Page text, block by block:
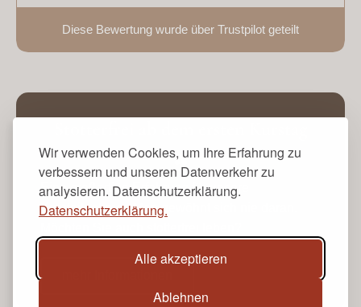
Wir verwenden Cookies, um Ihre Erfahrung zu
verbessern und unseren Datenverkehr zu
analysieren. Datenschutzerklärung.
Datenschutzerklärung.
Alle akzeptieren
Ablehnen
Diese Bewertung wurde über Trustpilot geteilt
Eine großartige Erfahrung für unsere
Kursteilnehmer. Man gewöhnt sich nie daran.